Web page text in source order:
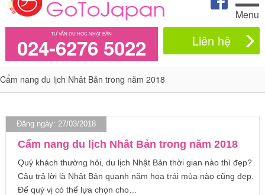
Menu
TƯ VẤN DU HỌC NHẬT BẢN
024-6276 5022 Liên hệ
Cẩm nang du lịch Nhât Bản trong năm 2018
Đăng ngày: 27/03/2018
Cẩm nang du lịch Nhât Bản trong năm 2018
Quý khách thường hỏi, du lịch Nhật Bản thời gian nào thì đẹp?
Câu trả lời là Nhật Bản quanh năm hoa trái mùa nào cũng đẹp.
Để quý vị có thể lựa chọn cho…